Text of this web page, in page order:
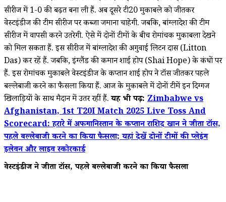
सीरीज में 1-0 की बढ़त बना ली हैं. अब दूसरे टी20 मुकाबले को जीतकर
वेस्टइंडीज की टीम सीरीज पर कब्जा जमाना चाहेगी. जबकि, बांग्लादेश की टीम
सीरीज में वापसी करने उतरेगी. ऐसे में दोनों टीमों के बीच रोमांचक मुकाबला देखने
को मिल सकता हैं. इस सीरीज में बांग्लादेश की अगुवाई लिटन दास (Litton
Das) कर रहें हैं. जबकि, इंग्लैंड की कमान शाई होप (Shai Hope) के कंधों पर
हैं. इस रोमांचक मुकाबले वेस्टइंडीज के कप्तान शाई होप ने टॉस जीतकर पहले
बल्लेबाजी करने का फैसला किया हैं. आज के मुकाबले में दोनों टीमें इन दिग्गज
खिलाड़ियों के साथ मैदान में उतर रहीं हैं.यह भी पढ़ें: Zimbabwe vs
Afghanistan, 1st T20I Match 2025 Live Toss And
Scorecard: हरारे में अफगानिस्तान के कप्तान राशिद खान ने जीता टॉस,
पहले बल्लेबाजी करने का किया फैसला; यहां देखें दोनों टीमों की प्लेइंग
इलेवन और लाइव स्कोरकार्ड
वेस्टइंडीज ने जीता टॉस, पहले बल्लेबाजी करने का किया फैसला